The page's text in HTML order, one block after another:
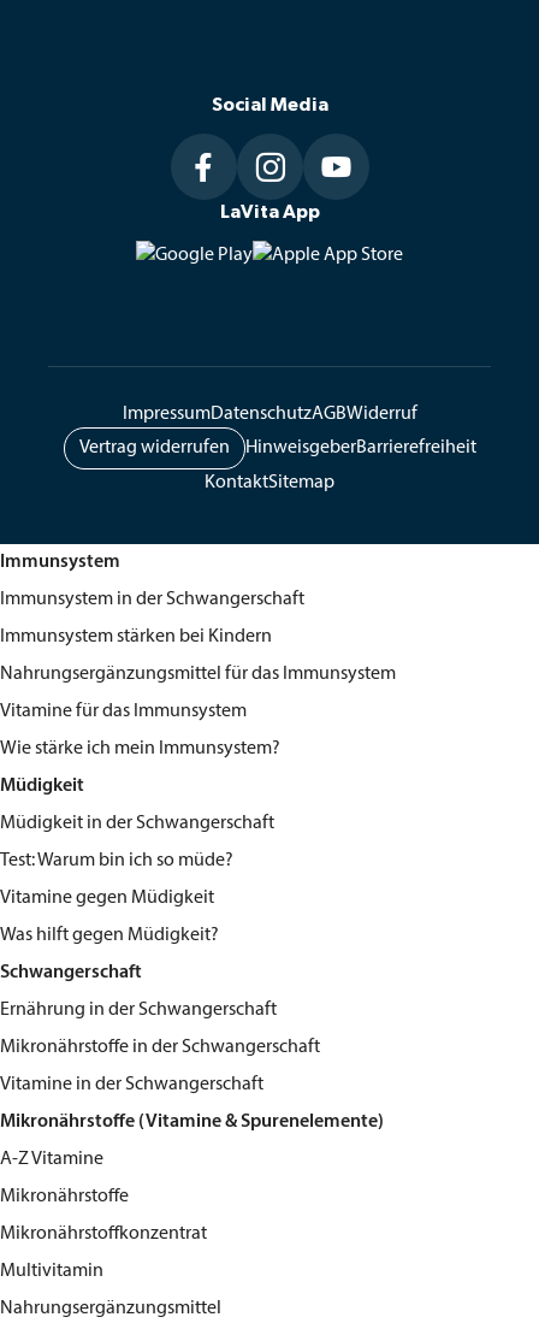
Telefonische Erreichbarkeit
Mo–Fr: 8–19 Uhr, Sa: 9–14 Uhr
Ziegelfeldstraße 10, 84036 Kumhausen
LaVita App
Social Media
  
ImpressumDatenschutzAGBWiderruf
Vertrag widerrufen
HinweisgeberBarrierefreiheit
KontaktSitemap
Immunsystem
Immunsystem in der Schwangerschaft
Immunsystem stärken bei Kindern
Nahrungsergänzungsmittel für das Immunsystem
Vitamine für das Immunsystem
Wie stärke ich mein Immunsystem?
Müdigkeit
Müdigkeit in der Schwangerschaft
Test: Warum bin ich so müde?
Vitamine gegen Müdigkeit
Was hilft gegen Müdigkeit?
Schwangerschaft
Ernährung in der Schwangerschaft
Mikronährstoffe in der Schwangerschaft
Vitamine in der Schwangerschaft
Mikronährstoffe (Vitamine & Spurenelemente)
A-Z Vitamine
Mikronährstoffe
Mikronährstoffkonzentrat
Multivitamin
Nahrungsergänzungsmittel